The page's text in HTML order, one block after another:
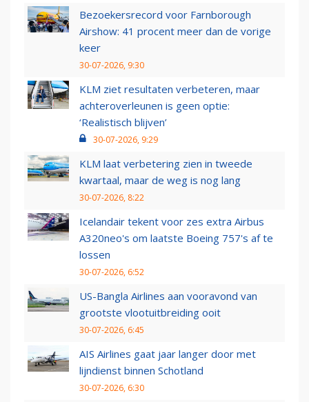
Bezoekersrecord voor Farnborough
Airshow: 41 procent meer dan de vorige
keer
30-07-2026, 9:30
KLM ziet resultaten verbeteren, maar
achteroverleunen is geen optie:
‘Realistisch blijven’
30-07-2026, 9:29
KLM laat verbetering zien in tweede
kwartaal, maar de weg is nog lang
30-07-2026, 8:22
Icelandair tekent voor zes extra Airbus
A320neo's om laatste Boeing 757's af te
lossen
30-07-2026, 6:52
US-Bangla Airlines aan vooravond van
grootste vlootuitbreiding ooit
30-07-2026, 6:45
AIS Airlines gaat jaar langer door met
lijndienst binnen Schotland
30-07-2026, 6:30